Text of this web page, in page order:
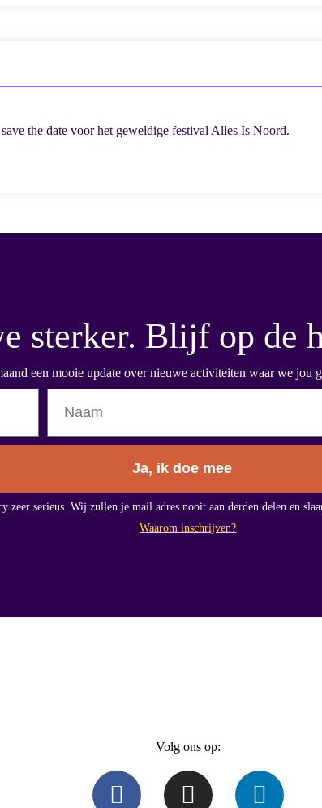
the date voor het geweldige festival Alles Is Noord.
sterker. Blijf op de
een mooie update over nieuwe activiteiten waar we jou
Ja, ik doe mee
zeer serieus. Wij zullen je mail adres nooit aan derden delen en
Waarom inschrijven?
Volg ons op: